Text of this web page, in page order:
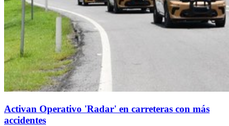
Activan Operativo 'Radar' en carreteras con más
accidentes